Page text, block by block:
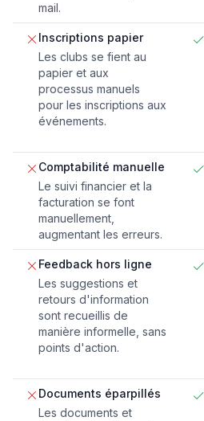
mail.
Inscriptions papier
Les clubs se fient au
papier et aux
processus manuels
pour les inscriptions aux
événements.
Comptabilité manuelle
Le suivi financier et la
facturation se font
manuellement,
augmentant les erreurs.
Feedback hors ligne
Les suggestions et
retours d'information
sont recueillis de
manière informelle, sans
points d'action.
Documents éparpillés
Les documents et